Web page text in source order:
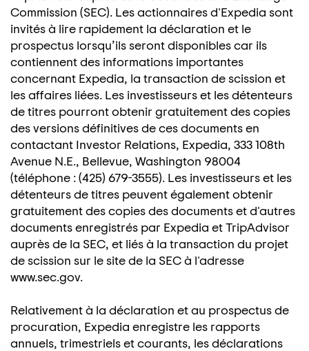
Commission (SEC). Les actionnaires d'Expedia sont
invités à lire rapidement la déclaration et le
prospectus lorsqu’ils seront disponibles car ils
contiennent des informations importantes
concernant Expedia, la transaction de scission et
les affaires liées. Les investisseurs et les détenteurs
de titres pourront obtenir gratuitement des copies
des versions définitives de ces documents en
contactant Investor Relations, Expedia, 333 108th
Avenue N.E., Bellevue, Washington 98004
(téléphone : (425) 679-3555). Les investisseurs et les
détenteurs de titres peuvent également obtenir
gratuitement des copies des documents et d'autres
documents enregistrés par Expedia et TripAdvisor
auprès de la SEC, et liés à la transaction du projet
de scission sur le site de la SEC à l'adresse
www.sec.gov.
Relativement à la déclaration et au prospectus de
procuration, Expedia enregistre les rapports
annuels, trimestriels et courants, les déclarations